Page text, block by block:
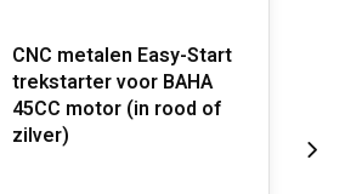
CNC metalen Easy-Start
trekstarter voor BAHA
45CC motor (in rood of
zilver)